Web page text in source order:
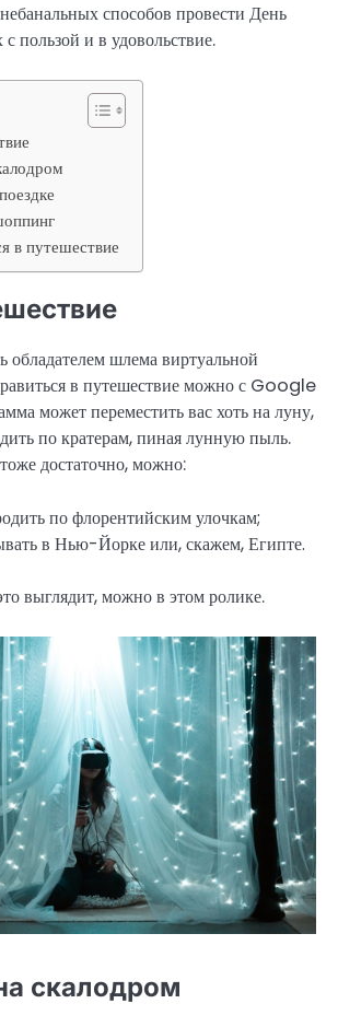
способов провести День
пользой и в удовольствие.
в путешествие
обладателем шлема виртуальной
в путешествие можно с Google
может переместить вас хоть на луну,
по кратерам, пиная лунную пыль.
достаточно, можно:
по флорентийским улочкам;
в Нью-Йорке или, скажем, Египте.
выглядит, можно в этом ролике.
скалодром